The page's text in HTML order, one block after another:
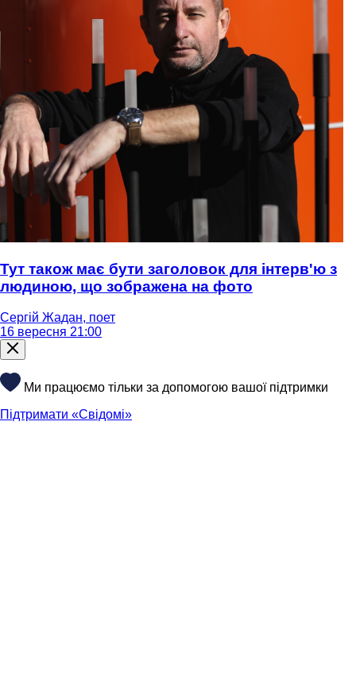
Тут також має бути заголовок для інтерв'ю з
людиною, що зображена на фото
Сергій Жадан, поет
16 вересня 21:00
Ми працюємо тільки за допомогою вашої підтримки
Підтримати «Свідомі»